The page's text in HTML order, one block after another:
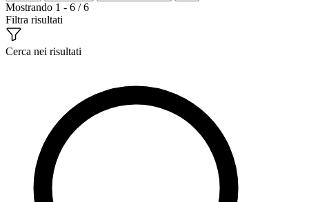
Mostrando 1 - 6 / 6
Filtra risultati
Cerca nei risultati